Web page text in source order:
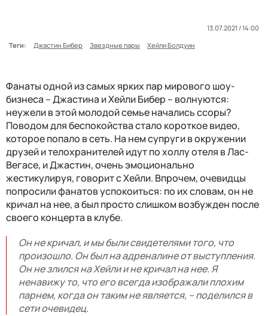
13.07.2021 / 14:00
Теги:
Джастин Бибер Звездные пары Хейли Болдуин
Фанаты одной из самых ярких пар мирового шоу-
бизнеса – Джастина и Хейли Бибер – волнуются:
неужели в этой молодой семье начались ссоры?
Поводом для беспокойства стало короткое видео,
которое попало в сеть. На нем супруги в окружении
друзей и телохранителей идут по холлу отеля в Лас-
Вегасе, и Джастин, очень эмоционально
жестикулируя, говорит с Хейли. Впрочем, очевидцы
попросили фанатов успокоиться: по их словам, он не
кричал на нее, а был просто слишком возбужден после
своего концерта в клубе.
Он не кричал, и мы были свидетелями того, что
произошло. Он был на адреналине от выступления.
Он не злился на Хейли и не кричал на нее. Я
ненавижу то, что его всегда изображали плохим
парнем, когда он таким не является, – поделился в
сети очевидец.